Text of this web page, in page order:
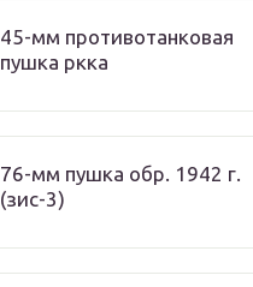
45-мм противотанковая
пушка ркка
76-мм пушка обр. 1942 г.
(зис-3)